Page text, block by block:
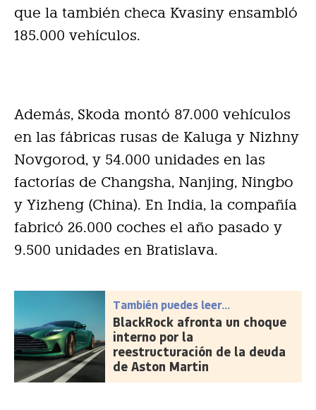
que la también checa Kvasiny ensambló
185.000 vehículos.
Además, Skoda montó 87.000 vehículos
en las fábricas rusas de Kaluga y Nizhny
Novgorod, y 54.000 unidades en las
factorías de Changsha, Nanjing, Ningbo
y Yizheng (China). En India, la compañía
fabricó 26.000 coches el año pasado y
9.500 unidades en Bratislava.
También puedes leer...
BlackRock afronta un choque
interno por la
reestructuración de la deuda
de Aston Martin